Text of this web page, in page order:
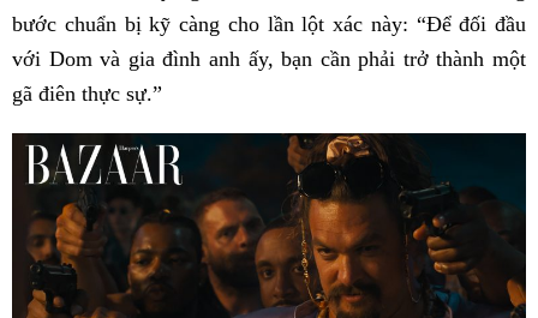
bước chuẩn bị kỹ càng cho lần lột xác này: “Để đối đầu
với Dom và gia đình anh ấy, bạn cần phải trở thành một
gã điên thực sự.”